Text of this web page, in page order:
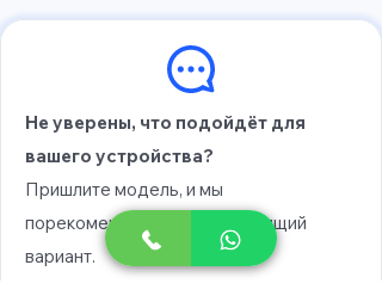
Не уверены, что подойдёт для
вашего устройства?
Пришлите модель, и мы
порекомендуем вам подходящий
вариант.